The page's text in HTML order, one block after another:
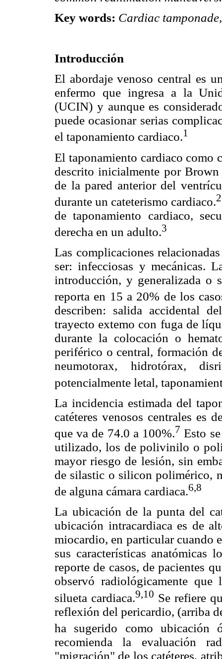
Key words: Cardiac
Introducción
El abordaje venoso central es
enfermo que ingresa a la
(UCIN) y aunque es
puede ocasionar serias
el taponamiento cardiaco.1
El taponamiento cardiaco como
descrito inicialmente por
de la pared anterior del
durante un cateterismo cardiaco.2
de taponamiento cardiaco,
derecha en un adulto.3
Las complicaciones
ser: infecciosas y mecánicas.
introducción, y generalizada o
reporta en 15 a 20% de los
describen: salida accidental
trayecto extemo con fuga de
durante la colocación o
periférico o central, formación
neumotorax, hidrotórax,
potencialmente letal,
La incidencia estimada del
catéteres venosos centrales es
que va de 74.0 a 100%.7 Esto
utilizado, los de polivinilo o
mayor riesgo de lesión, sin
de silastic o silicon polimérico,
de alguna cámara cardiaca.6,8
La ubicación de la punta del
ubicación intracardiaca es de
miocardio, en particular cuando
sus características anatómicas
reporte de casos, de pacientes
observó radiológicamente
silueta cardiaca.9,10 Se refiere
reflexión del pericardio, (arriba
ha sugerido como ubicación
recomienda la evaluación
"migración" de los catéteres,